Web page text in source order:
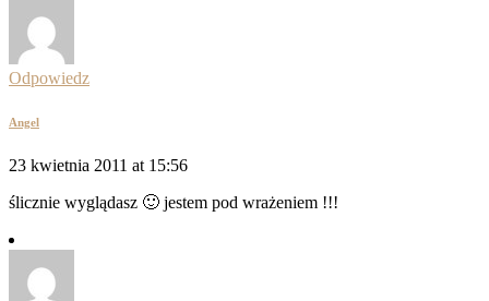
Odpowiedz
Angel
23 kwietnia 2011 at 15:56
ślicznie wyglądasz 🙂 jestem pod wrażeniem !!!